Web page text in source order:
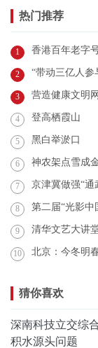
热门推荐
1 香港百年老字
2 “带动三亿人参
3 营造健康文明
4 登高栖霞山
5 黑白举淤口
6 神农架点雪成
7 京津冀做强“通
8 第二届“光影中
9 清华文艺大讲
10 北京：今冬明
猜你喜欢
深南科技立交综合整
积水源头问题